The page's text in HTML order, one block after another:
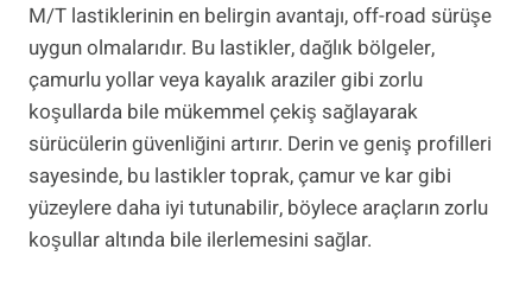
M/T lastiklerinin en belirgin avantajı, off-road sürüşe
uygun olmalarıdır. Bu lastikler, dağlık bölgeler,
çamurlu yollar veya kayalık araziler gibi zorlu
koşullarda bile mükemmel çekiş sağlayarak
sürücülerin güvenliğini artırır. Derin ve geniş profilleri
sayesinde, bu lastikler toprak, çamur ve kar gibi
yüzeylere daha iyi tutunabilir, böylece araçların zorlu
koşullar altında bile ilerlemesini sağlar.